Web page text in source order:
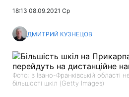
18:13 08.09.2021 Ср
ДМИТРИЙ КУЗНЕЦОВ
Фото: в Івано-Франківській області
більшості шкіл (Getty Images)